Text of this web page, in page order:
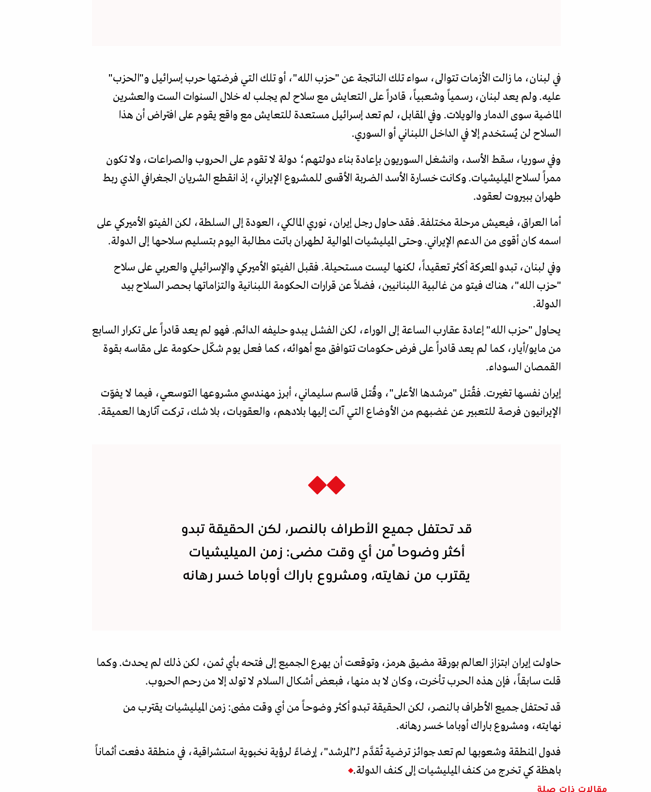
في لبنان، ما زالت الأزمات تتوالى، سواء تلك الناتجة عن "حزب الله"، أو تلك التي فرضتها حرب إسرائيل و"الحزب"
عليه. ولم يعد لبنان، رسمياً وشعبياً، قادراً على التعايش مع سلاح لم يجلب له خلال السنوات الست والعشرين
الماضية سوى الدمار والويلات. وفي المقابل، لم تعد إسرائيل مستعدة للتعايش مع واقع يقوم على افتراض أن هذا
السلاح لن يُستخدم إلا في الداخل اللبناني أو السوري.
وفي سوريا، سقط الأسد، وانشغل السوريون بإعادة بناء دولتهم؛ دولة لا تقوم على الحروب والصراعات، ولا تكون
ممراً لسلاح الميليشيات. وكانت خسارة الأسد الضربة الأقسى للمشروع الإيراني، إذ انقطع الشريان الجغرافي الذي ربط
طهران ببيروت لعقود.
أما العراق، فيعيش مرحلة مختلفة. فقد حاول رجل إيران، نوري المالكي، العودة إلى السلطة، لكن الفيتو الأميركي على
اسمه كان أقوى من الدعم الإيراني. وحتى الميليشيات الموالية لطهران باتت مطالبة اليوم بتسليم سلاحها إلى الدولة.
وفي لبنان، تبدو المعركة أكثر تعقيداً، لكنها ليست مستحيلة. فقبل الفيتو الأميركي والإسرائيلي والعربي على سلاح
"حزب الله"، هناك فيتو من غالبية اللبنانيين، فضلاً عن قرارات الحكومة اللبنانية والتزاماتها بحصر السلاح بيد
الدولة.
يحاول "حزب الله" إعادة عقارب الساعة إلى الوراء، لكن الفشل يبدو حليفه الدائم. فهو لم يعد قادراً على تكرار السابع
من مايو/أيار، كما لم يعد قادراً على فرض حكومات تتوافق مع أهوائه، كما فعل يوم شكّل حكومة على مقاسه بقوة
القمصان السوداء.
إيران نفسها تغيرت. فقُتل "مرشدها الأعلى"، وقُتل قاسم سليماني، أبرز مهندسي مشروعها التوسعي، فيما لا يفوّت
الإيرانيون فرصة للتعبير عن غضبهم من الأوضاع التي آلت إليها بلادهم، والعقوبات، بلا شك، تركت آثارها العميقة.
قد تحتفل جميع الأطراف بالنصر، لكن الحقيقة تبدو
أكثر وضوحاً من أي وقت مضى: زمن الميليشيات
يقترب من نهايته، ومشروع باراك أوباما خسر رهانه
حاولت إيران ابتزاز العالم بورقة مضيق هرمز، وتوقعت أن يهرع الجميع إلى فتحه بأي ثمن، لكن ذلك لم يحدث. وكما
قلت سابقاً، فإن هذه الحرب تأخرت، وكان لا بد منها، فبعض أشكال السلام لا تولد إلا من رحم الحروب.
قد تحتفل جميع الأطراف بالنصر، لكن الحقيقة تبدو أكثر وضوحاً من أي وقت مضى: زمن الميليشيات يقترب من
نهايته، ومشروع باراك أوباما خسر رهانه.
فدول المنطقة وشعوبها لم تعد جوائز ترضية تُقدَّم لـ"المرشد"، إرضاءً لرؤية نخبوية استشراقية، في منطقة دفعت أثماناً
باهظة كي تخرج من كنف الميليشيات إلى كنف الدولة.
مقالات ذات صلة